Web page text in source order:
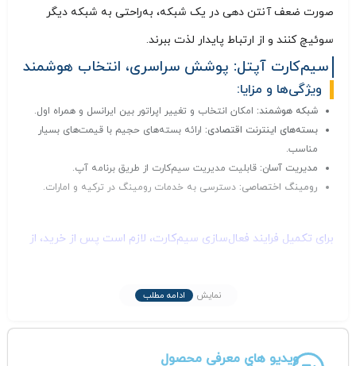
صورت ضعف آنتن‌ دهی در یک شبکه، به‌راحتی به شبکه دیگر
سوئیچ کنند و از ارتباط پایدار لذت ببرند.
سیم‌کارت آپتل: پوشش سراسری، انتخاب هوشمند
ویژگی‌ها و مزایا:
شبکه هوشمند: امکان انتخاب و تغییر اپراتور بین ایرانسل و همراه اول.
بسته‌های اینترنت اقتصادی: ارائه بسته‌های حجیم با قیمت‌های بسیار
مناسب.
مدیریت آسان: قابلیت مدیریت سیم‌کارت از طریق برنامه آپ.
رومینگ اختصاصی: دسترسی به خدمات رومینگ در ترکیه و امارات.
برای تکمیل فرایند فعال‌سازی سیم‌کارت، لازم است پس از خرید، از
برای تکمیل فرایند فعال‌سازی سیم‌کارت، ضروری است
ارسال نمایید.
نمایش ادامه مطلب
ویدیو های معرفی محصول